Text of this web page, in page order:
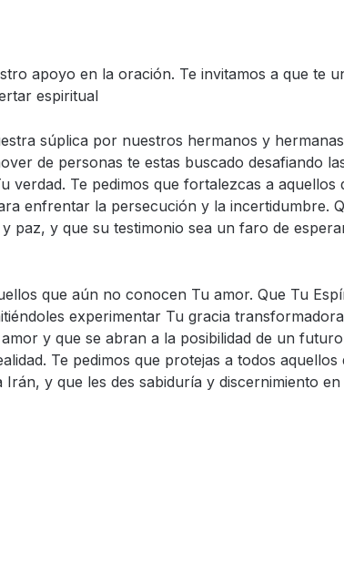
apoyo en la oración. Te invitamos a que te
espiritual
súplica por nuestros hermanos y
de personas te estas buscado desafiando
verdad. Te pedimos que fortalezcas a aquellos
enfrentar la persecución y la incertidumbre.
paz, y que su testimonio sea un faro de
que aún no conocen Tu amor. Que Tu
experimentar Tu gracia
y que se abran a la posibilidad de un
Te pedimos que protejas a todos aquellos
y que les des sabiduría y discernimiento en